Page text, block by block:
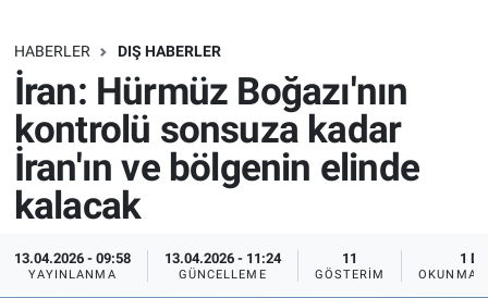
HABERLER DIŞ HABERLER
İran: Hürmüz Boğazı'nın
kontrolü sonsuza kadar
İran'ın ve bölgenin elinde
kalacak
13.04.2026 - 09:58
YAYINLANMA
13.04.2026 - 11:24
GÜNCELLEME
11
GÖSTERIM
1 DK
OKUNMA
Bilim turu
Bilim ve Teknoloji Evreni
Doğa Konuşuyor
Dünya
Ege Saati
Dünya
Teknoloji
Sağlık
Spor
Yayın Akışı
Trafik Durumu
Süper Lig Puan Durumu ve Fikstür
Tüm Manşetler
Son Dakika Haberleri
Haber Arşivi